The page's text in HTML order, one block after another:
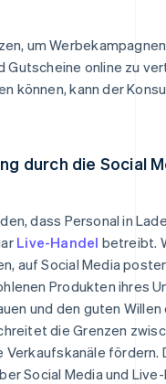
um
Gutscheine online zu
können, kann der
durch die Social
dass Personal in
Live-Handel betreibt.
auf Social Media
Produkten ihres
und den guten Willen
die Grenzen
Verkaufskanäle fördern.
Social Media und